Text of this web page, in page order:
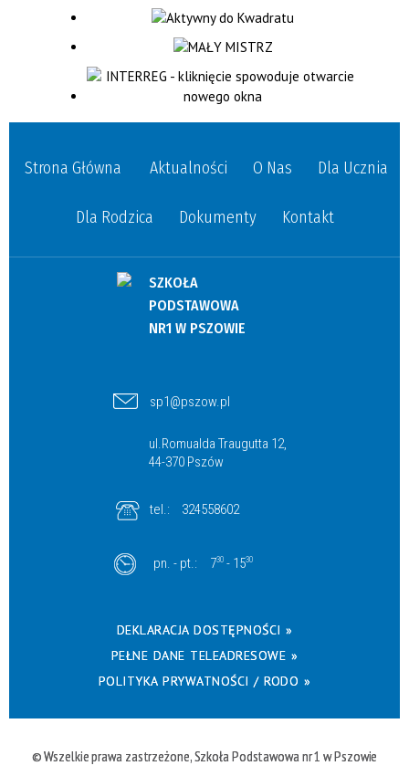
Strona Główna Aktualności O Nas Dla Ucznia
Dla Rodzica Dokumenty Kontakt
SZKOŁA
PODSTAWOWA
NR1 W PSZOWIE
sp1@pszow.pl
ul.Romualda Traugutta 12,
44-370 Pszów
tel.: 324558602
pn. - pt.: 730 - 1530
DEKLARACJA DOSTĘPNOŚCI »
PEŁNE DANE TELEADRESOWE »
POLITYKA PRYWATNOŚCI / RODO »
© Wszelkie prawa zastrzeżone, Szkoła Podstawowa nr 1 w Pszowie